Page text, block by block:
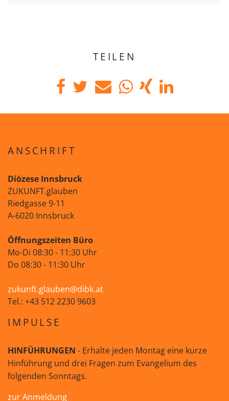
TEILEN
ANSCHRIFT
Diözese Innsbruck
ZUKUNFT.glauben
Riedgasse 9-11
A-6020 Innsbruck
Öffnungszeiten Büro
Mo-Di 08:30 - 11:30 Uhr
Do 08:30 - 11:30 Uhr
zukunft.glauben@dibk.at
Tel.: +43 512 2230 9603
IMPULSE
HINFÜHRUNGEN - Erhalte jeden Montag eine kurze
Hinführung und drei Fragen zum Evangelium des
folgenden Sonntags.
zur Anmeldung